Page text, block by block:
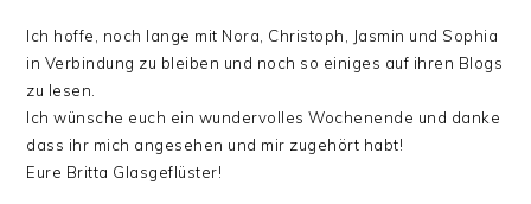
Ich hoffe, noch lange mit Nora, Christoph, Jasmin und Sophia
in Verbindung zu bleiben und noch so einiges auf ihren Blogs
zu lesen.
Ich wünsche euch ein wundervolles Wochenende und danke
dass ihr mich angesehen und mir zugehört habt!
Eure Britta Glasgeflüster!